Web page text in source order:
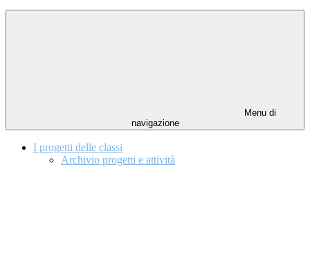
Menu di
navigazione
I progetti delle classi
Archivio progetti e attività